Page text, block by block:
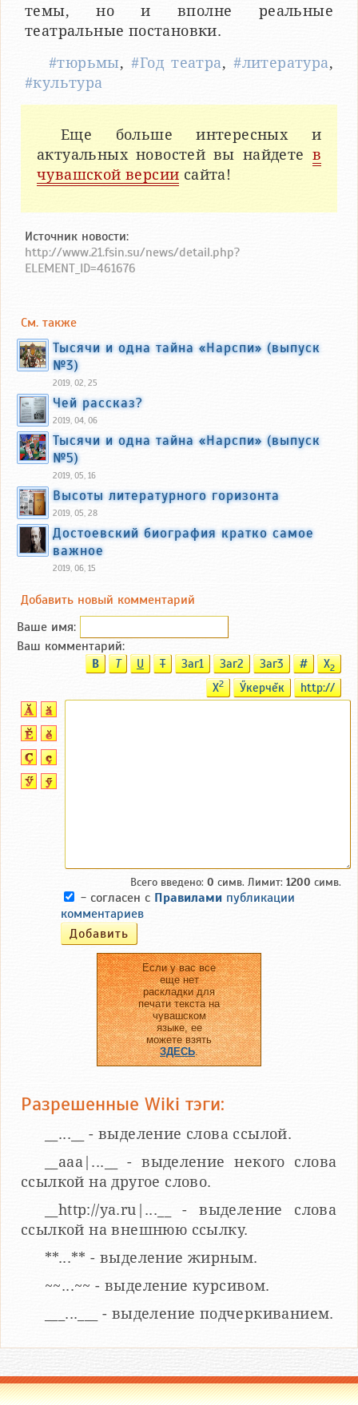
темы, но и вполне реальные
театральные постановки.
#тюрьмы,#Год театра,#литература,
#культура
Еще больше интересных и
актуальных новостей вы найдете в
чувашской версии сайта!
Источник новости:
http://www.21.fsin.su/news/detail.php?
ELEMENT_ID=461676
См. также
Тысячи и одна тайна «Нарспи» (выпуск
№3)
2019, 02, 25
Чей рассказ?
2019, 04, 06
Тысячи и одна тайна «Нарспи» (выпуск
№5)
2019, 05, 16
Высоты литературного горизонта
2019, 05, 28
Достоевский биография кратко самое
важное
2019, 06, 15
Добавить новый комментарий
Ваше имя:
Ваш комментарий:
B T U T Заг1 Заг2 Заг3 # X2
X2 Ӳкерчĕк http://
Всего введено: 0 симв. Лимит: 1200 симв.
- согласен с Правилами публикации
комментариев
Если у вас все
еще нет
раскладки для
печати текста на
чувашском
языке, ее
можете взять
ЗДЕСЬ.
Разрешенные Wiki тэги:
__...__ - выделение слова ссылой.
__aaa|...__ - выделение некого слова
ссылкой на другое слово.
__http://ya.ru|...__ - выделение слова
ссылкой на внешнюю ссылку.
**...** - выделение жирным.
~~...~~ - выделение курсивом.
___...___ - выделение подчеркиванием.